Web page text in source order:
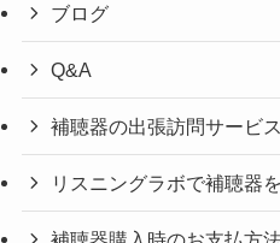
ブログ
Q&A
補聴器の出張訪問サービ
リスニングラボで補聴器